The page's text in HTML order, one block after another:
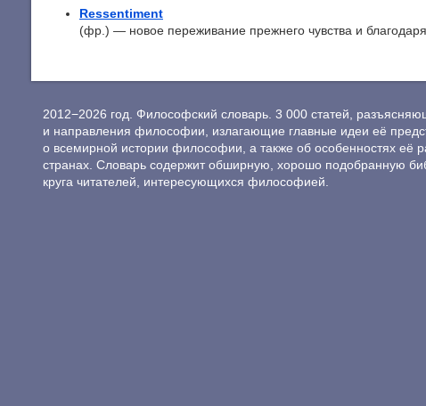
Ressentiment
(фр.) — новое переживание прежнего чувства и благодаря
2012−2026 год. Философский словарь. 3 000 статей,
и направления философии, излагающие главные идеи её
о всемирной истории философии, а также об особенностях её
странах. Словарь содержит обширную, хорошо подобранную
круга читателей, интересующихся философией.